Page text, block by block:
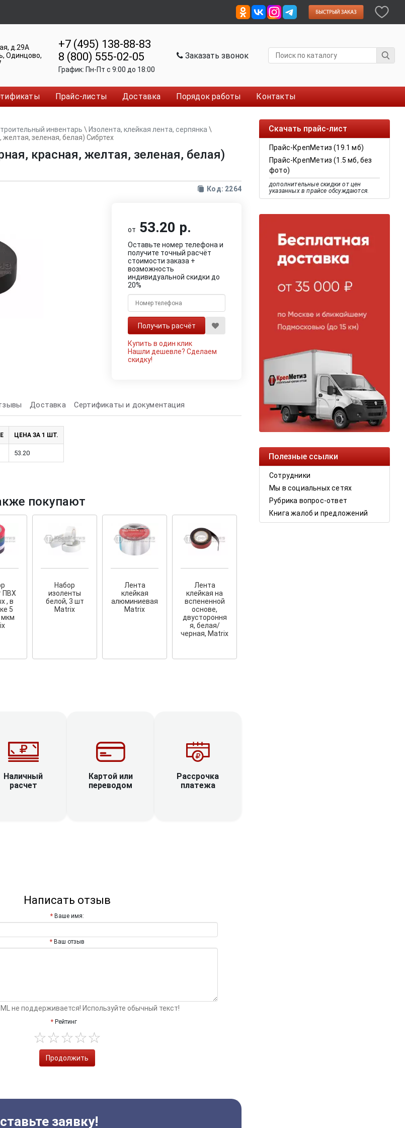
д.29А
Одинцово,
+7 (495) 138-88-83
8 (800) 555-02-05
График: Пн-Пт c 9:00 до 18:00
Заказать звонок
Прайс-листы Доставка Порядок работы Контакты
Крепление террас и фасадов
и фасадов.
Скачать прайс-лист
Прайс-КрепМетиз (19.1 мб)
Прайс-КрепМетиз (1.5 мб, без
фото)
дополнительные скидки от цен
указанных в прайсе обсуждаются.
Полезные ссылки
Сотрудники
Мы в социальных сетях
Рубрика вопрос-ответ
Книга жалоб и предложений
инвентарь \ Изолента, клейкая лента, серпянка \
зеленая, белая) Сибртех
красная, желтая, зеленая, белая)
Код: 2264
от 53.20 р.
Оставьте номер телефона и
получите точный расчёт
стоимости заказа +
возможность
индивидуальной скидки до
20%
Купить в один клик
Нашли дешевле?Сделаем
скидку!
Доставка Сертификаты и документация
ЦЕНА ЗА 1 ШТ.
53.20
покупают
ПВХ
, в
5
мкм
Набор
изоленты
белой, 3 шт
Matrix
Лента
клейкая
алюминиевая
Matrix
Лента
клейкая на
вспененной
основе,
двустороння
я, белая/
черная, Matrix
Наличный
расчет
Картой или
переводом
Рассрочка
платежа
Написать отзыв
Ваше имя:
Ваш отзыв
не поддерживается! Используйте обычный текст!
Рейтинг
Продолжить
заявку!